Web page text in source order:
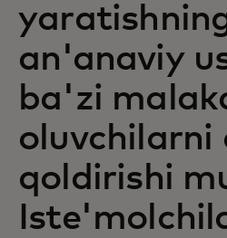
an'anaviy
ba'zi
oluvchilarni
qoldirishi